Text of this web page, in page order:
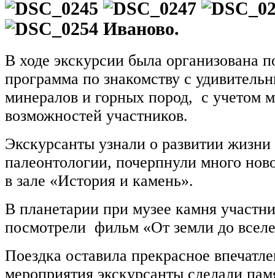
Иваново.
В ходе экскурсии была организована
программа по знакомству с
минералов и горных пород, с учетом
возможностей участников.
Экскурсанты узнали о развитии жизни
палеонтологии, почерпнули много
в зале «История и камень».
В планетарии при музее камня
посмотрели фильм «От земли до
Поездка оставила прекрасное
мероприятия экскурсанты сделали